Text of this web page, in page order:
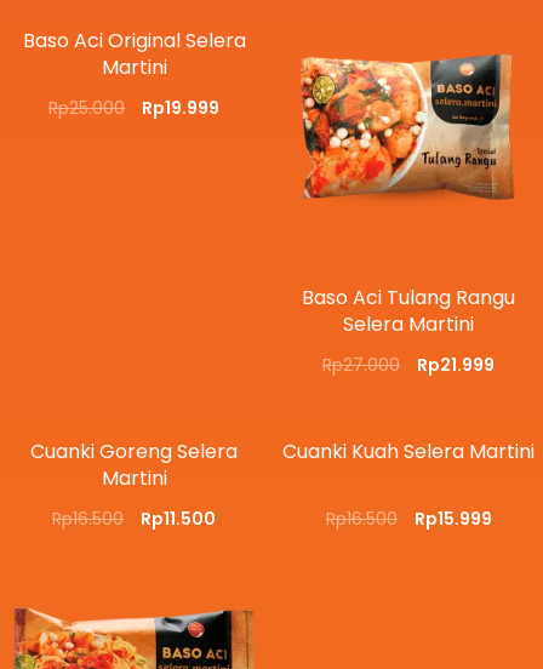
Baso Aci Original Selera
Martini
Rp25.000 Rp19.999
Baso Aci Tulang Rangu
Selera Martini
Rp27.000 Rp21.999
Cuanki Goreng Selera
Martini
Rp16.500 Rp11.500
Cuanki Kuah Selera Martini
Rp16.500 Rp15.999